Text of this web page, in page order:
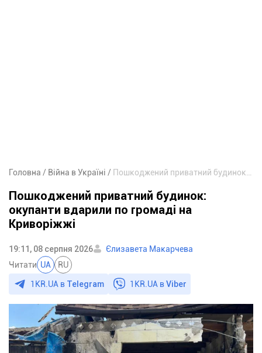
Головна Війна в Україні
Пошкоджений приватний будинок:
окупанти вдарили по громаді на
Криворіжжі
19:11, 08 серпня 2026
Єлизавета Макарчева
Читати UA RU
1KR.UA в Telegram 1KR.UA вViber